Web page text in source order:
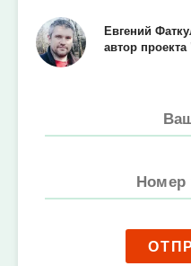
Евгений
автор